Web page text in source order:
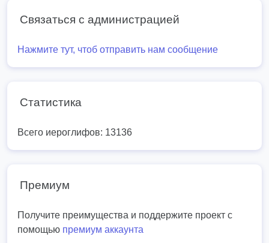
Связаться с администрацией
Нажмите тут, чтоб отправить нам сообщение
Статистика
Всего иероглифов: 13136
Премиум
Получите преимущества и поддержите проект с
помощью премиум аккаунта